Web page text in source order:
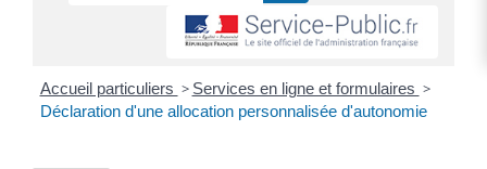
Accueil particuliers > Services en ligne et formulaires >
Déclaration d'une allocation personnalisée d'autonomie